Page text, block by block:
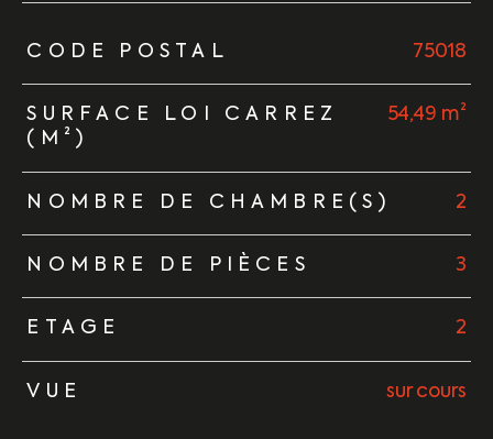
TRAD_ZEPHYR_Caracteristique TRAD_ZEPHYR_Valeurs
CODE POSTAL 75018
SURFACE LOI CARREZ
(M²)
54,49 m²
NOMBRE DE CHAMBRE(S) 2
NOMBRE DE PIÈCES 3
ETAGE 2
VUE sur cours